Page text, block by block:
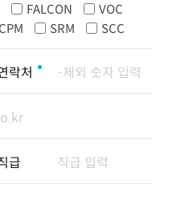
FALCON
VOC
CPM SRM SCC
락처
급